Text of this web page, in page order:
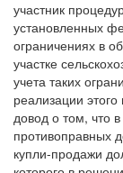
участник
установленных
ограничениях в
участке
учета таких
реализации
довод о том, что
противоправных
купли-продажи